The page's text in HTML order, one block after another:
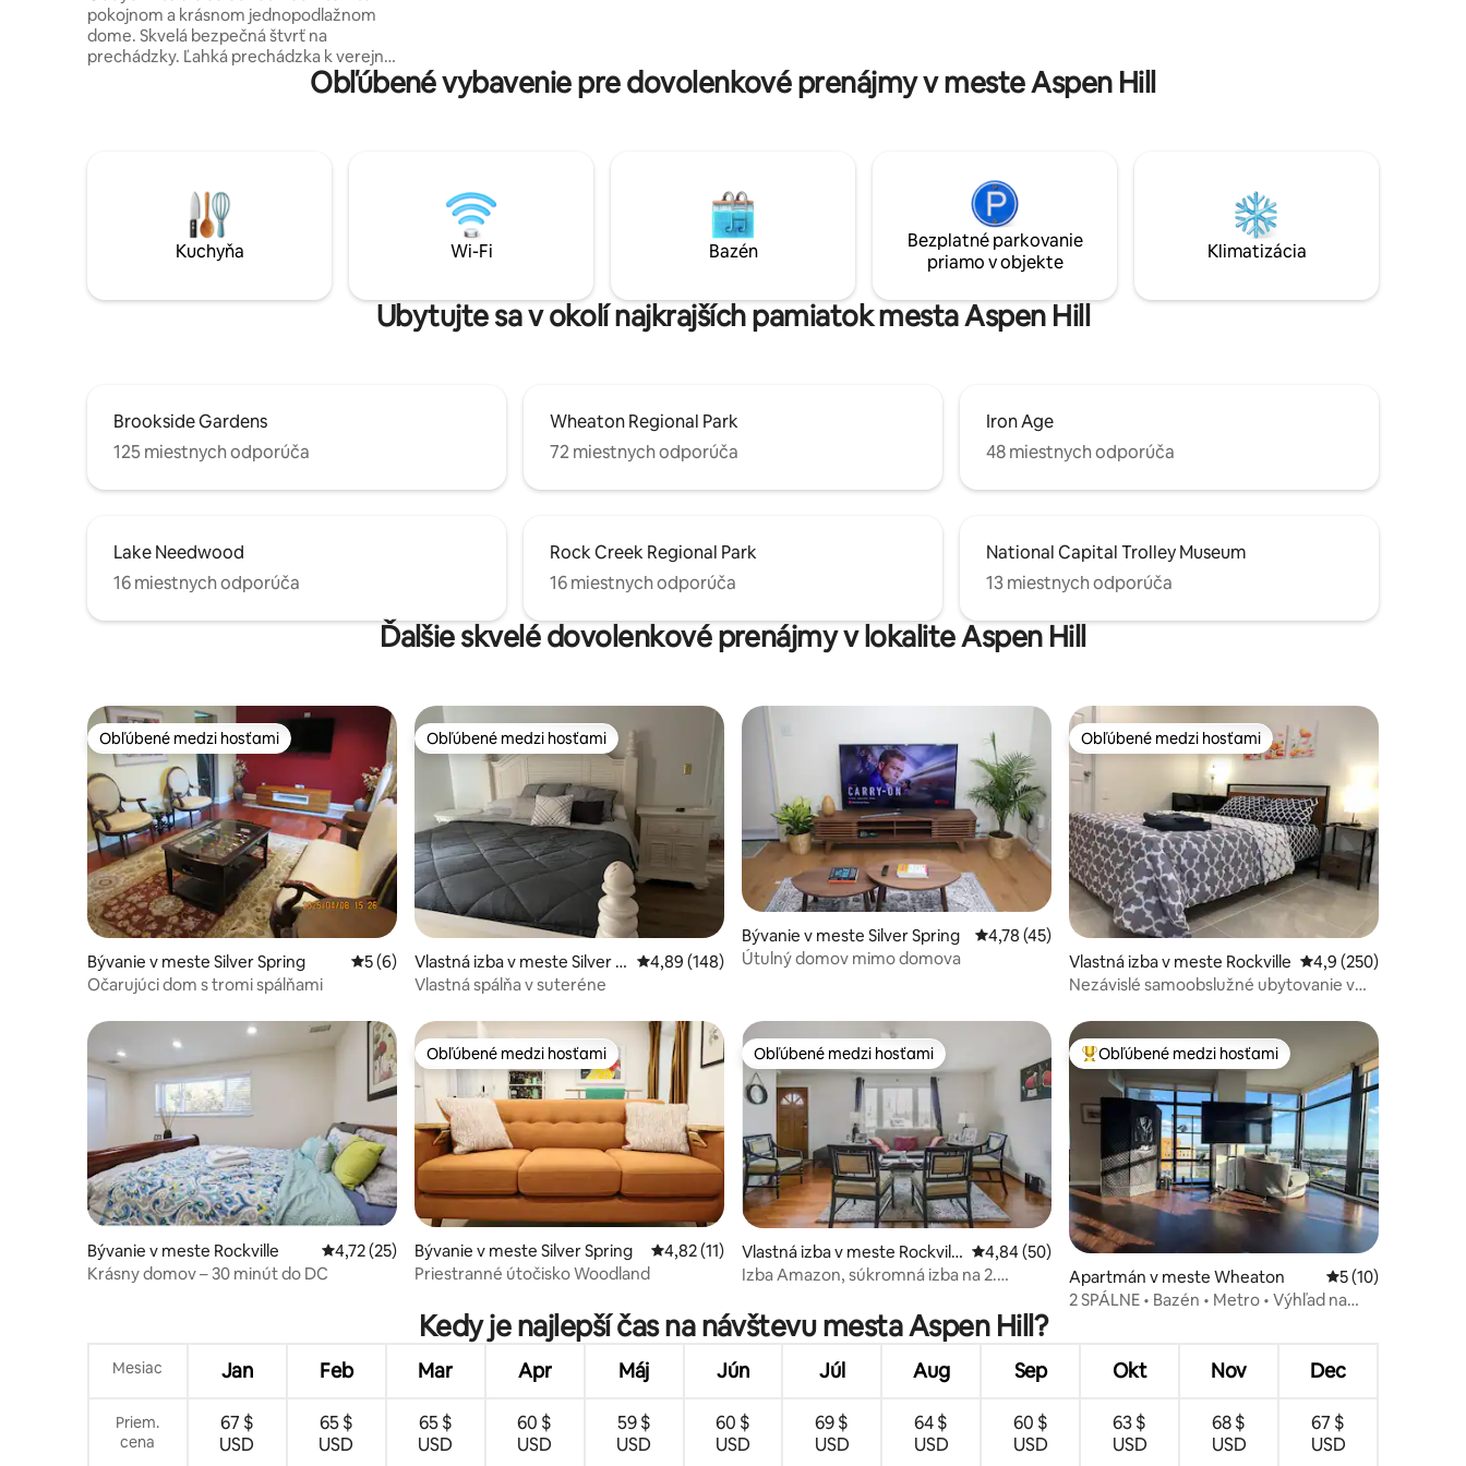
pokojnom a krásnom jednopodlažnom
dome. Skvelá bezpečná štvrť na
prechádzky. Ľahká prechádzka k verejnej
doprave a červenej linke metra DC,
trhom, reštauráciám a obchodom. Asi 20
postele Queen s pohodlnými matracmi.
Jedna kúpeľňa s toaletou a čerstvými,
čistými uterákmi. *Parkovanie: Príjazdová
cesta *Maximálny počet hostí: 4
domáce zvieratá * Zákaz fajčenia
Obľúbené vybavenie pre dovolenkové prenájmy v meste Aspen Hill
Kuchyňa Wi-Fi Bazén
Bezplatné parkovanie
priamo v objekte
Klimatizácia
Ubytujte sa v okolí najkrajších pamiatok mesta Aspen Hill
Brookside Gardens
125 miestnych odporúča
Wheaton Regional Park
72 miestnych odporúča
Iron Age
48 miestnych odporúča
Lake Needwood
16 miestnych odporúča
Rock Creek Regional Park
16 miestnych odporúča
National Capital Trolley Museum
13 miestnych odporúča
Ďalšie skvelé dovolenkové prenájmy v lokalite Aspen Hill
Obľúbené medzi hosťami
Obľúbené medzi hosťami
Bývanie v meste Silver Spring Priemerné ohodnotenie 5 z 5, počet hodnotení: 6
5 (6)
Očarujúci dom s tromi spálňami
Obľúbené medzi hosťami
Obľúbené medzi hosťami
Vlastná izba v meste Silver S
pring
Priemerné ohodnotenie 4,89 z 5, počet hodnotení: 148
4,89 (148)
Vlastná spálňa v suteréne
Bývanie v meste Silver Spring Priemerné ohodnotenie 4,78 z 5, počet hodnotení: 45
4,78 (45)
Útulný domov mimo domova
Obľúbené medzi hosťami
Obľúbené medzi hosťami
Vlastná izba v meste Rockville Priemerné
4,9 (250)
Nezávislé samoobslužné ubytovanie v
Bývanie v meste Rockville Priemerné ohodnotenie 4,72 z 5, počet hodnotení: 25
4,72 (25)
Krásny domov – 30 minút do DC
Obľúbené medzi hosťami
Obľúbené medzi hosťami
Bývanie v meste Silver Spring Priemerné ohodnotenie 4,82 z 5, počet hodnotení: 11
4,82 (11)
Priestranné útočisko Woodland
Obľúbené medzi hosťami
Obľúbené medzi hosťami
Vlastná izba v meste Rockvill
e
Priemerné ohodnotenie 4,84 z 5, počet hodnotení: 50
4,84 (50)
Izba Amazon, súkromná izba na 2.
Najobľúbenejšie medzi hosťami
Obľúbené medzi hosťami
Apartmán v meste Wheaton Priemerné
5 (10)
2 SPÁLNE • Bazén • Metro • Výhľad na
Kedy je najlepší čas na návštevu mesta Aspen Hill?
Mesiac Jan Feb Mar Apr Máj Jún Júl Aug Sep Okt Nov Dec
Priem.
cena
67 $
USD
65 $
USD
65 $
USD
60 $
USD
59 $
USD
60 $
USD
69 $
USD
64 $
USD
60 $
USD
63 $
USD
68 $
USD
67 $
USD